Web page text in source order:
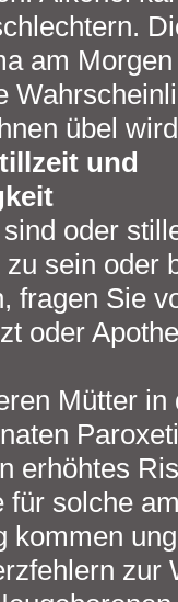
am
übel
und
oder
sein oder
fragen Sie
oder
Mütter in
erhöhtes
für solche
kommen
zur